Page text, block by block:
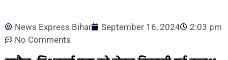
News Express Bihar September 16, 2024
2:03 pm
No Comments